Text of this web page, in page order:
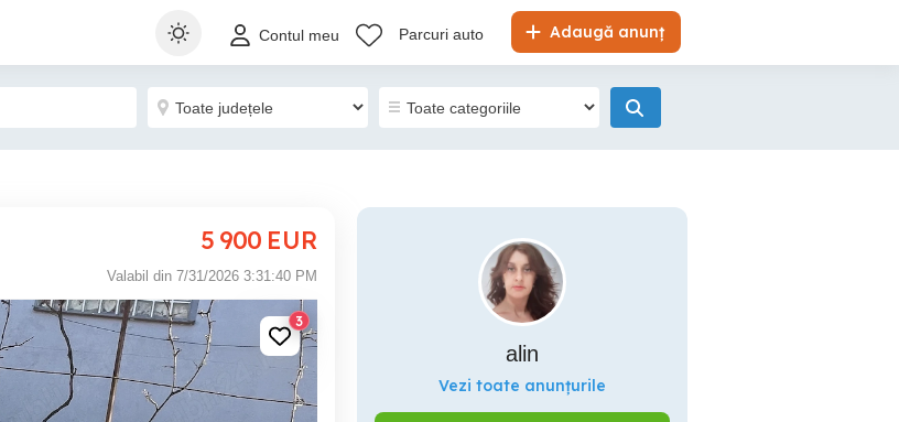
Adaugă anunț
Contul meu Parcuri auto
5 900 EUR
Valabil din 7/31/2026 3:31:40 PM
3
alin
Vezi toate anunțurile